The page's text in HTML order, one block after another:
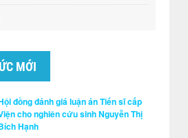
MỚI
đồng đánh giá luận án Tiến sĩ cấp
cho nghiên cứu sinh Nguyễn Thị
Hạnh